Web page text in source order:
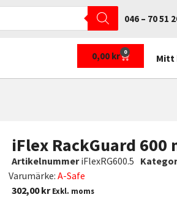
046 – 70 51
0,00 kr 0
Mitt
iFlex RackGuard 600
ArtikelnummeriFlexRG600.5
Varumärke: A-Safe
302,00kr Exkl. moms